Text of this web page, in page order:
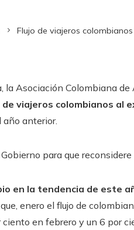
Flujo de viajeros
la Asociación Colombiana
de viajeros colombianos al
anterior.
para que
en la tendencia de este
enero el flujo de
en febrero y un 6 por